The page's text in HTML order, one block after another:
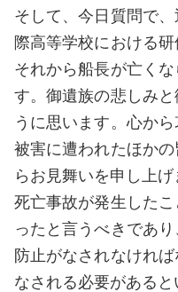
そして、今日質問で
際高等学校における
それから船長が亡く
す。御遺族の悲しみ
うに思います。心か
被害に遭われたほか
らお見舞いを申し上げ
死亡事故が発生した
ったと言うべきであ
防止がなされなけれ
なされる必要があると